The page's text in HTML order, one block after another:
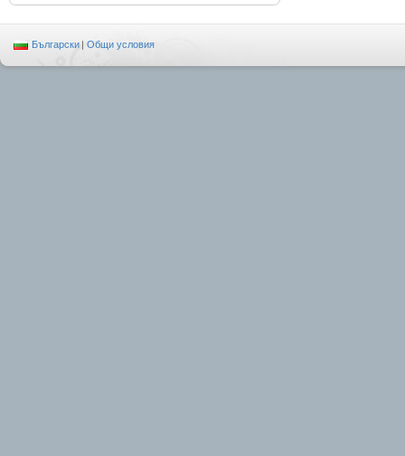
Български | Общи условия